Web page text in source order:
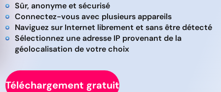
Sûr, anonyme et sécurisé
Connectez-vous avec plusieurs appareils
Naviguez sur Internet librement et sans être détecté
Sélectionnez une adresse IP provenant de la
géolocalisation de votre choix
Téléchargement gratuit